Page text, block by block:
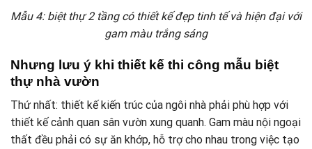
Mẫu 4: biệt thự 2 tầng có thiết kế đẹp tinh tế và hiện đại với
gam màu trắng sáng
Nhưng lưu ý khi thiết kế thi công mẫu biệt
thự nhà vườn
Thứ nhất: thiết kế kiến trúc của ngôi nhà phải phù hợp với
thiết kế cảnh quan sân vườn xung quanh. Gam màu nội ngoại
thất đều phải có sự ăn khớp, hỗ trợ cho nhau trong việc tạo